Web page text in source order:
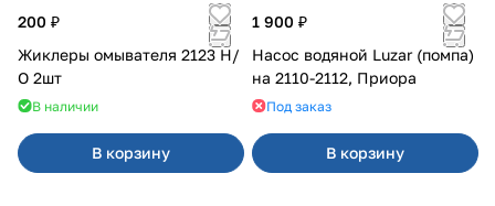
200 ₽
Жиклеры омывателя 2123 Н/
О 2шт
В наличии
В корзину
1 900 ₽
Насос водяной Luzar (помпа)
на 2110-2112, Приора
Под заказ
В корзину